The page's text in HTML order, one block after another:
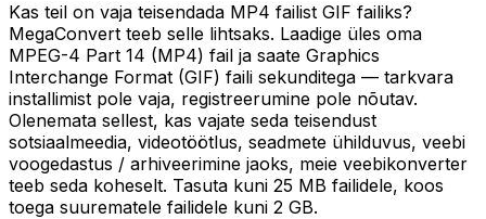
Kas teil on vaja teisendada MP4 failist GIF failiks?
MegaConvert teeb selle lihtsaks. Laadige üles oma
MPEG-4 Part 14 (MP4) fail ja saate Graphics
Interchange Format (GIF) faili sekunditega — tarkvara
installimist pole vaja, registreerumine pole nõutav.
Olenemata sellest, kas vajate seda teisendust
sotsiaalmeedia, videotöötlus, seadmete ühilduvus, veebi
voogedastus / arhiveerimine jaoks, meie veebikonverter
teeb seda koheselt. Tasuta kuni 25 MB failidele, koos
toega suurematele failidele kuni 2 GB.